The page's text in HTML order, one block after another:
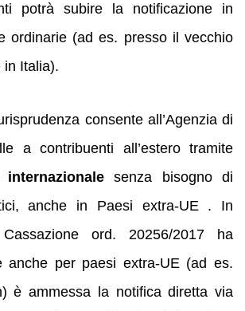
potrà subire la notificazione in
ordinarie (ad es. presso il vecchio
in Italia).
consente all’Agenzia di
a contribuenti all’estero tramite
internazionalesenza bisogno di
anche in Paesi extra-UE . In
ord. 20256/2017 ha
anche per paesi extra-UE (ad es.
è ammessa la notifica diretta via